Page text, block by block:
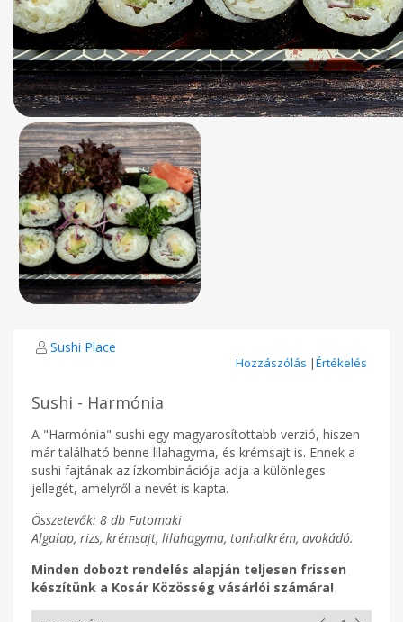
Sushi Place
Hozzászólás |Értékelés
Sushi - Harmónia
A "Harmónia" sushi egy magyarosítottabb verzió, hiszen
már található benne lilahagyma, és krémsajt is. Ennek a
sushi fajtának az ízkombinációja adja a különleges
jellegét, amelyről a nevét is kapta.
Összetevők: 8 db Futomaki
Algalap, rizs, krémsajt, lilahagyma, tonhalkrém, avokádó.
Minden dobozt rendelés alapján teljesen frissen
készítünk a Kosár Közösség vásárlói számára!